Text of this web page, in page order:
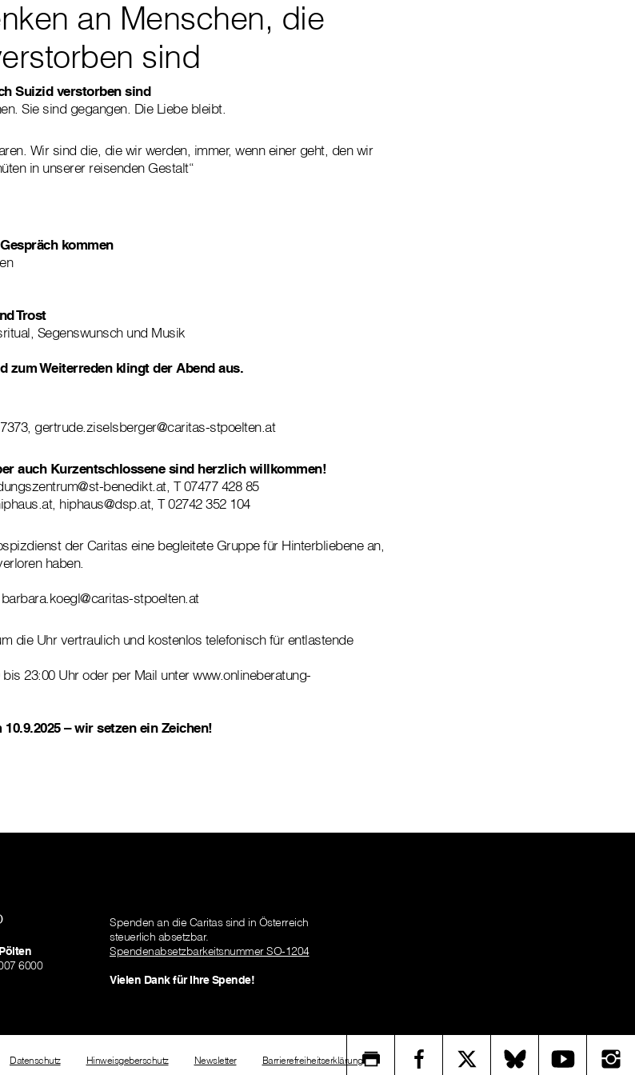
an Menschen, die
sind
Suizid verstorben sind
Sie sind gegangen. Die Liebe bleibt.
Wir sind die, die wir werden, immer, wenn einer geht, den wir
in unserer reisenden Gestalt“
kommen
Trost
Segenswunsch und Musik
zum Weiterreden klingt der Abend aus.
gertrude.ziselsberger@caritas-stpoelten.at
auch Kurzentschlossene sind herzlich willkommen!
benedikt.at, T 07477 428 85
hiphaus@dsp.at, T 02742 352 104
der Caritas eine begleitete Gruppe für Hinterbliebene an,
haben.
stpoelten.at
die Uhr vertraulich und kostenlos telefonisch für entlastende
23:00 Uhr oder per Mail unter www.onlineberatung-
– wir setzen ein Zeichen!
6000
Spenden an die Caritas sind in Österreich
steuerlich absetzbar.
Spendenabsetzbarkeitsnummer SO-1204
Vielen Dank für Ihre Spende!
Datenschutz Hinweisgeberschutz Newsletter Barrierefreiheitserklärung